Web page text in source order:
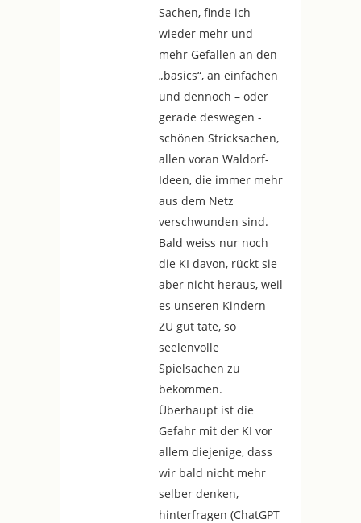
Sachen, finde ich
wieder mehr und
mehr Gefallen an den
„basics“, an einfachen
und dennoch – oder
gerade deswegen -
schönen Stricksachen,
allen voran Waldorf-
Ideen, die immer mehr
aus dem Netz
verschwunden sind.
Bald weiss nur noch
die KI davon, rückt sie
aber nicht heraus, weil
es unseren Kindern
ZU gut täte, so
seelenvolle
Spielsachen zu
bekommen.
Überhaupt ist die
Gefahr mit der KI vor
allem diejenige, dass
wir bald nicht mehr
selber denken,
hinterfragen (ChatGPT